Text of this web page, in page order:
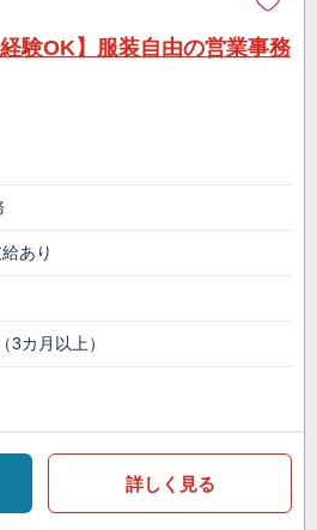
験OK】服装自由の営業事務
あり
3カ月以上）
詳しく見る